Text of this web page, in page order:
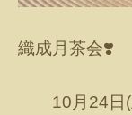
織成月茶会❣️
10月 24 日 (